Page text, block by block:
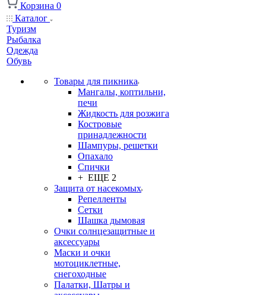
Корзина 0
Каталог
Туризм
Рыбалка
Одежда
Обувь
Товары для пикника
Мангалы, коптильни,
печи
Жидкость для розжига
Костровые
принадлежности
Шампуры, решетки
Опахало
Спички
+ ЕЩЕ 2
Защита от насекомых
Репелленты
Сетки
Шашка дымовая
Очки солнцезащитные и
аксессуары
Маски и очки
мотоциклетные,
снегоходные
Палатки, Шатры и